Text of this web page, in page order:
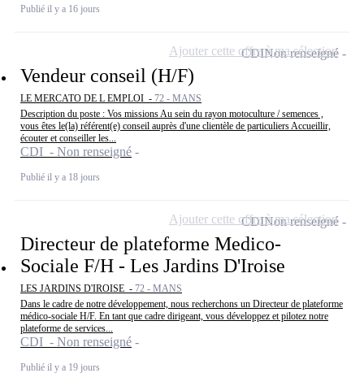
Publié il y a 16 jours
Vendeur conseil (H/F)
LE MERCATO DE L EMPLOI - 72 - MANS
Description du poste : Vos missions Au sein du rayon motoculture / semences ,
vous êtes le(la) référent(e) conseil auprès d'une clientèle de particuliers Accueillir,
écouter et conseiller les...
CDI - Non renseigné
Publié il y a 18 jours
CDINon renseigné
Ajouter cette offre à ma sélection
Directeur de plateforme Medico-
Sociale F/H - Les Jardins D'Iroise
LES JARDINS D'IROISE - 72 - MANS
Dans le cadre de notre développement, nous recherchons un Directeur de plateforme
médico-sociale H/F. En tant que cadre dirigeant, vous développez et pilotez notre
plateforme de services...
CDI - Non renseigné
Publié il y a 19 jours
CDINon renseigné
Ajouter cette offre à ma sélection